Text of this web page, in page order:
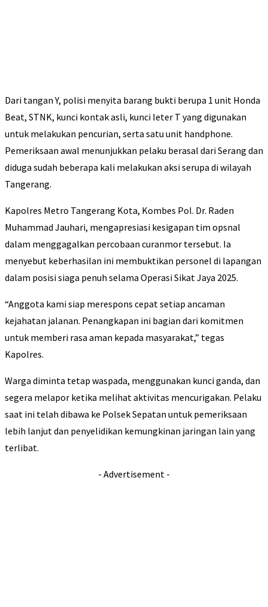
Dari tangan Y, polisi menyita barang bukti berupa 1 unit Honda
Beat, STNK, kunci kontak asli, kunci leter T yang digunakan
untuk melakukan pencurian, serta satu unit handphone.
Pemeriksaan awal menunjukkan pelaku berasal dari Serang dan
diduga sudah beberapa kali melakukan aksi serupa di wilayah
Tangerang.
Kapolres Metro Tangerang Kota, Kombes Pol. Dr. Raden
Muhammad Jauhari, mengapresiasi kesigapan tim opsnal
dalam menggagalkan percobaan curanmor tersebut. Ia
menyebut keberhasilan ini membuktikan personel di lapangan
dalam posisi siaga penuh selama Operasi Sikat Jaya 2025.
“Anggota kami siap merespons cepat setiap ancaman
kejahatan jalanan. Penangkapan ini bagian dari komitmen
untuk memberi rasa aman kepada masyarakat,” tegas
Kapolres.
Warga diminta tetap waspada, menggunakan kunci ganda, dan
segera melapor ketika melihat aktivitas mencurigakan. Pelaku
saat ini telah dibawa ke Polsek Sepatan untuk pemeriksaan
lebih lanjut dan penyelidikan kemungkinan jaringan lain yang
terlibat.
- Advertisement -